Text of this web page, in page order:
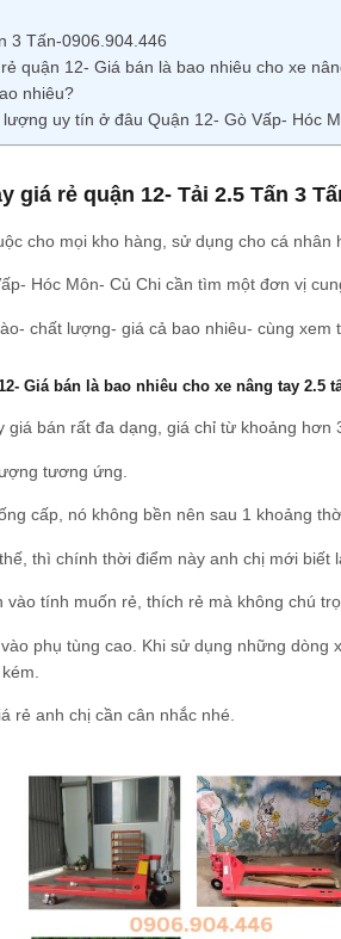
3 Tấn-0906.904.446
quận 12- Giá bán là bao nhiêu cho xe
nhiêu?
uy tín ở đâu Quận 12- Gò Vấp- Hóc
giá rẻ quận 12- Tải 2.5 Tấn 3
cho mọi kho hàng, sử dụng cho cá nhân
Hóc Môn- Củ Chi cần tìm một đơn vị
chất lượng- giá cả bao nhiêu- cùng xem
Giá bán là bao nhiêu cho xe nâng tay 2.5
bán rất đa dạng, giá chỉ từ khoảng hơn
tương ứng.
cấp, nó không bền nên sau 1 khoảng
thì chính thời điểm này anh chị mới biết
tính muốn rẻ, thích rẻ mà không chú
phụ tùng cao. Khi sử dụng những
rẻ anh chị cần cân nhắc nhé.